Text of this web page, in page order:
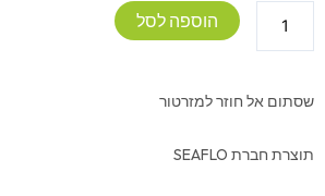
הוספה לסל
שסתום אל חוזר למזרטור
תוצרת חברת SEAFLO